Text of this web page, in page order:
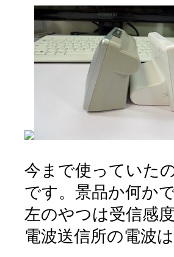
今まで使っていた
です。景品か何か
左のやつは受信感
電波送信所の電波